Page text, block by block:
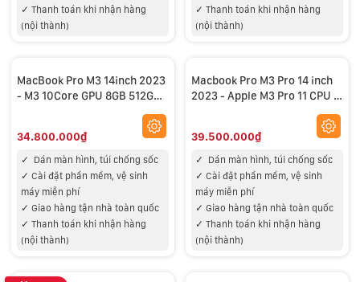
✓ Thanh toán khi nhận hàng
(nội thành)
✓ Thanh toán khi nhận hàng
(nội thành)
MacBook Pro M3 14inch 2023
- M3 10Core GPU 8GB 512GB -
34.800.000₫
✓ Dán màn hình, túi chống sốc
✓ Cài đặt phần mềm, vệ sinh
máy miễn phí
✓ Giao hàng tận nhà toàn quốc
✓ Thanh toán khi nhận hàng
(nội thành)
Macbook Pro M3 Pro 14 inch
2023 - Apple M3 Pro 11 CPU -
39.500.000₫
✓ Dán màn hình, túi chống sốc
✓ Cài đặt phần mềm, vệ sinh
máy miễn phí
✓ Giao hàng tận nhà toàn quốc
✓ Thanh toán khi nhận hàng
(nội thành)